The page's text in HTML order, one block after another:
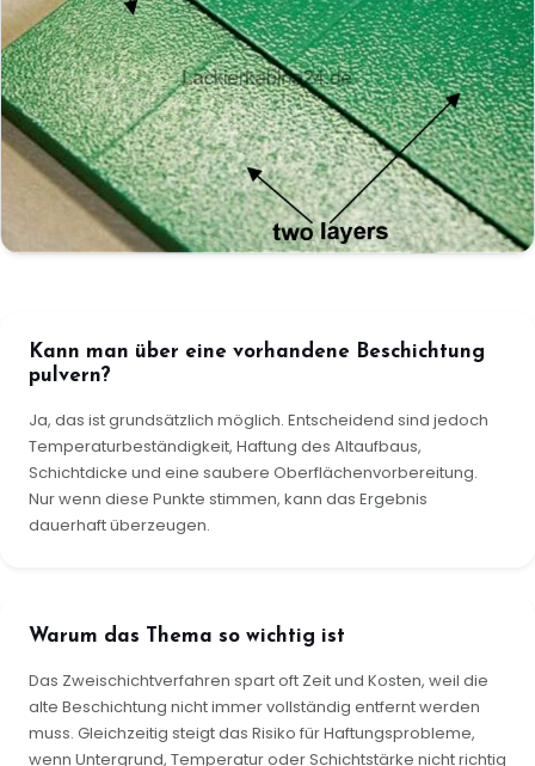
Kann man über eine vorhandene Beschichtung
pulvern?
Ja, das ist grundsätzlich möglich. Entscheidend sind jedoch
Temperaturbeständigkeit, Haftung des Altaufbaus,
Schichtdicke und eine saubere Oberflächenvorbereitung.
Nur wenn diese Punkte stimmen, kann das Ergebnis
dauerhaft überzeugen.
Warum das Thema so wichtig ist
Das Zweischichtverfahren spart oft Zeit und Kosten, weil die
alte Beschichtung nicht immer vollständig entfernt werden
muss. Gleichzeitig steigt das Risiko für Haftungsprobleme,
wenn Untergrund, Temperatur oder Schichtstärke nicht richtig